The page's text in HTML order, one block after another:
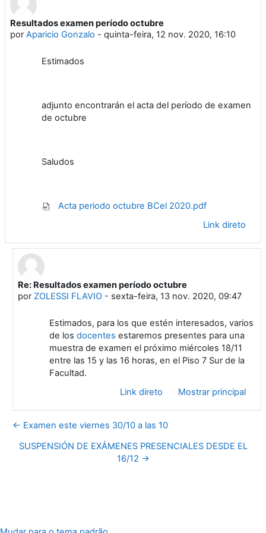
Resultados examen período octubre
porAparicio Gonzalo - quinta-feira, 12 nov. 2020, 16:10
Número de respostas: 1
Estimados
adjunto encontrarán el acta del período de examen
de octubre
Saludos
Acta periodo octubre BCel 2020.pdf
Link direto
Em resposta à Aparicio Gonzalo
Re: Resultados examen período octubre
por ZOLESSI FLAVIO- sexta-feira, 13 nov. 2020, 09:47
Estimados, para los que estén interesados, varios
de los docentes estaremos presentes para una
muestra de examen el próximo miércoles 18/11
entre las 15 y las 16 horas, en el Piso 7 Sur de la
Facultad.
Link direto
Mostrar principal
← Examen este viernes 30/10 a las 10
SUSPENSIÓN DE EXÁMENES PRESENCIALES DESDE EL
16/12 →